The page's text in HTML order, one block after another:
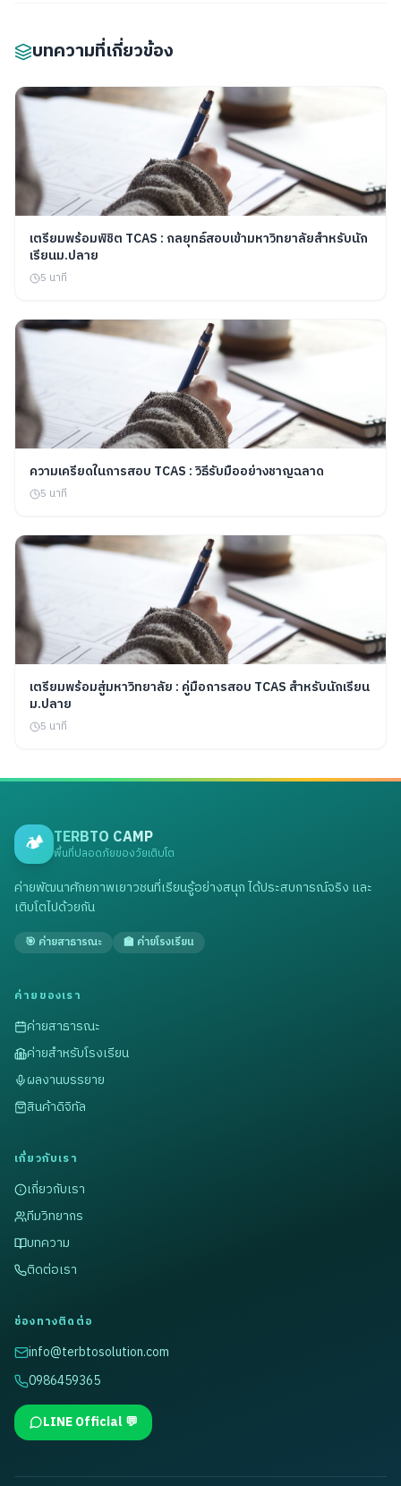
บทความที่เกี่ยวข้อง
เตรียมพร้อมพิชิต TCAS : กลยุทธ์สอบเข้ามหาวิทยาลัยสำหรับนัก
เรียนม.ปลาย
5 นาที
ความเครียดในการสอบ TCAS : วิธีรับมืออย่างชาญฉลาด
5 นาที
เตรียมพร้อมสู่มหาวิทยาลัย : คู่มือการสอบ TCAS สำหรับนักเรียน
ม.ปลาย
5 นาที
🏕️ TERBTO CAMP
พื้นที่ปลอดภัยของวัยเติบโต
ค่ายพัฒนาศักยภาพเยาวชนที่เรียนรู้อย่างสนุก ได้ประสบการณ์จริง และ
เติบโตไปด้วยกัน
🎯 ค่ายสาธารณะ 🏫 ค่ายโรงเรียน
ค่ายของเรา
ค่ายสาธารณะ
ค่ายสำหรับโรงเรียน
ผลงานบรรยาย
สินค้าดิจิทัล
เกี่ยวกับเรา
เกี่ยวกับเรา
ทีมวิทยากร
บทความ
ติดต่อเรา
ช่องทางติดต่อ
info@terbtosolution.com
0986459365
LINE Official 💬